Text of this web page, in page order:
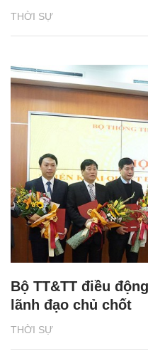
THỜI SỰ
THỜI SỰ
Bộ TT&TT điều
lãnh đạo chủ chốt